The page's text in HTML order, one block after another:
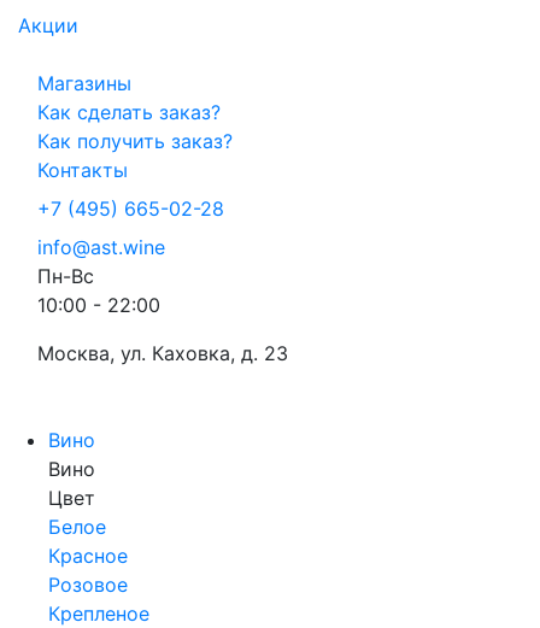
Акции
Магазины
Как сделать заказ?
Как получить заказ?
Контакты
+7 (495) 665-02-28
info@ast.wine
Пн-Вс
10:00 - 22:00
Москва, ул. Каховка, д. 23
Вино
Вино
Цвет
Белое
Красное
Розовое
Крепленое